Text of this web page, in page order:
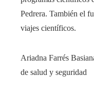
Pedrera. También el
viajes científicos.
Ariadna Farrés
de salud y seguridad